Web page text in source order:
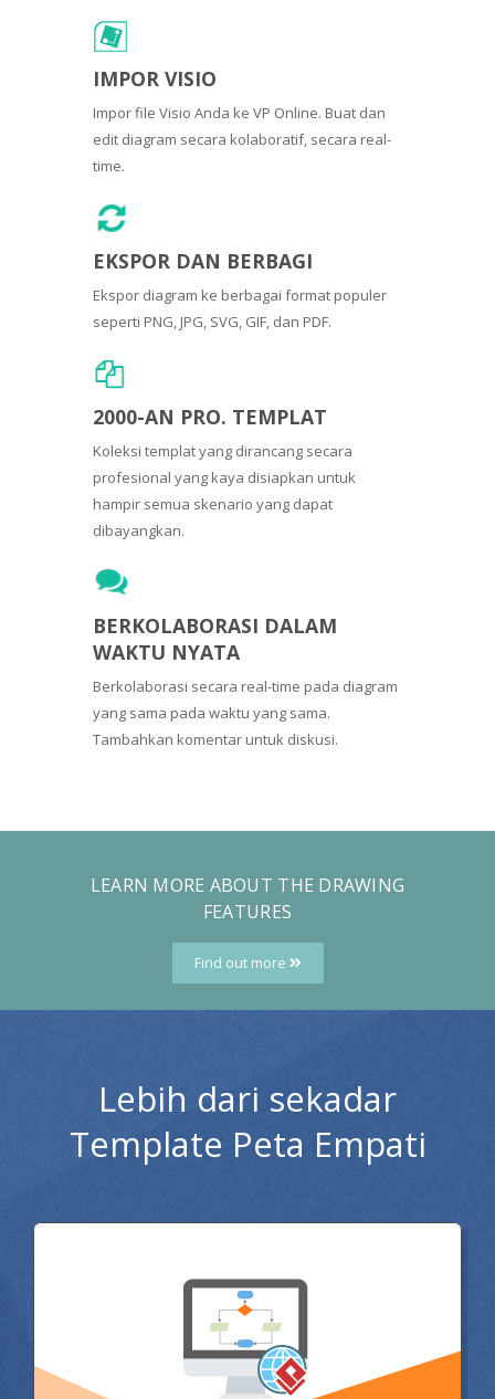
IMPOR VISIO
Impor file Visio Anda ke VP Online. Buat dan
edit diagram secara kolaboratif, secara real-
time.
EKSPOR DAN BERBAGI
Ekspor diagram ke berbagai format populer
seperti PNG, JPG, SVG, GIF, dan PDF.
2000-AN PRO. TEMPLAT
Koleksi templat yang dirancang secara
profesional yang kaya disiapkan untuk
hampir semua skenario yang dapat
dibayangkan.
BERKOLABORASI DALAM
WAKTU NYATA
Berkolaborasi secara real-time pada diagram
yang sama pada waktu yang sama.
Tambahkan komentar untuk diskusi.
LEARN MORE ABOUT THE DRAWING
FEATURES
Find out more
Lebih dari sekadar
Template Peta Empati